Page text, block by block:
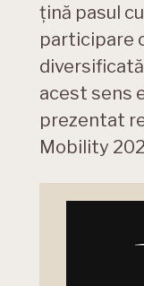
țină pasul
participare
acest sens
prezentat
Mobility